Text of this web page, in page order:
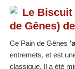
Le Biscuit
de Gênes)
Ce Pain de Gênes
entremets, et est
classique. Il a été